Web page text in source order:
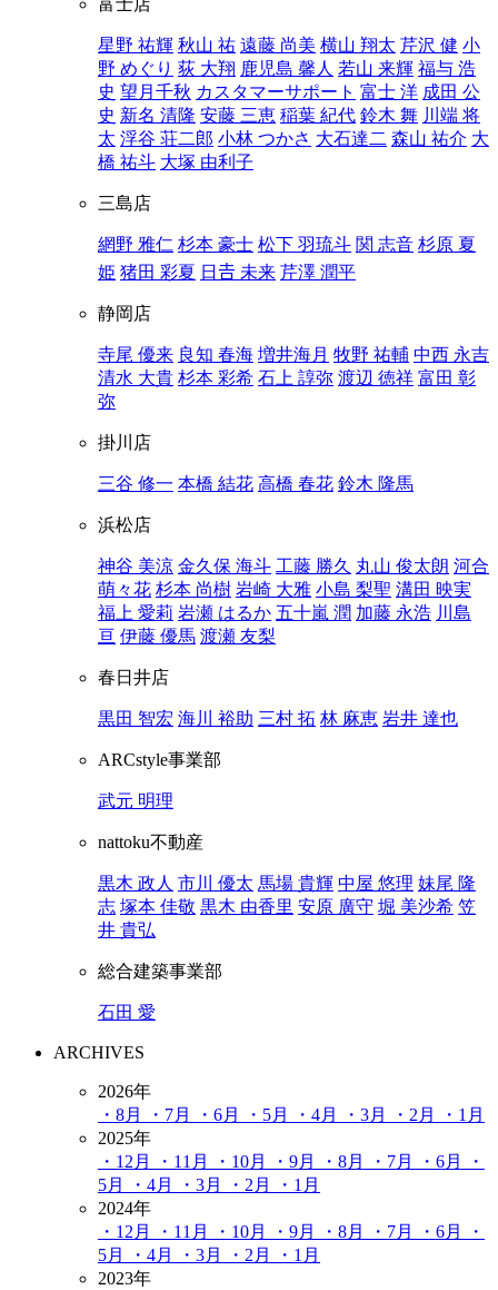
星野 祐輝 秋山 祐 遠藤 尚美 横山 翔太 芹沢 健 小
野 めぐり 荻 大翔 鹿児島 馨人 若山 来輝 福与 浩
史 望月千秋 カスタマーサポート 富士 洋 成田 公
史 新名 清隆 安藤 三恵 稲葉 紀代 鈴木 舞 川端 将
太 浮谷 荘二郎 小林 つかさ 大石達二 森山 祐介 大
橋 祐斗 大塚 由利子
三島店
網野 雅仁 杉本 豪士 松下 羽琉斗 関 志音 杉原 夏
姫 猪田 彩夏 日𠮷 未来 芹澤 潤平
静岡店
寺尾 優来 良知 春海 増井海月 牧野 祐輔 中西 永吉
清水 大貴 杉本 彩希 石上 諄弥 渡辺 徳祥 富田 彰
弥
掛川店
三谷 修一 本橋 結花 高橋 春花 鈴木 隆馬
浜松店
神谷 美涼 金久保 海斗 工藤 勝久 丸山 俊太朗 河合
萌々花 杉本 尚樹 岩崎 大雅 小島 梨聖 溝田 映実
福上 愛莉 岩瀬 はるか 五十嵐 潤 加藤 永浩 川島
亘 伊藤 優馬 渡瀬 友梨
春日井店
黒田 智宏 海川 裕助 三村 拓 林 麻恵 岩井 達也
ARCstyle事業部
武元 明理
nattoku不動産
黒木 政人 市川 優太 馬場 貴輝 中屋 悠理 妹尾 隆
志 塚本 佳敬 黒木 由香里 安原 廣守 堀 美沙希 笠
井 貴弘
総合建築事業部
石田 愛
ARCHIVES
2026年
・8月
・7月 ・6月 ・5月 ・4月 ・3月 ・2月
・1月
2025年
・12月
・11月 ・10月 ・9月 ・8月 ・7月 ・6月
・
5月
・4月 ・3月 ・2月
・1月
2024年
・12月
・11月 ・10月 ・9月 ・8月 ・7月 ・6月
・
5月
・4月 ・3月 ・2月
・1月
2023年